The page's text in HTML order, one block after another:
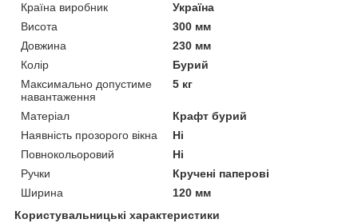
Країна виробник
Україна
Висота
300 мм
Довжина
230 мм
Колір
Бурий
Максимально допустиме
навантаження
5 кг
Матеріал
Крафт бурий
Наявність прозорого вікна
Ні
Повнокольоровий
Ні
Ручки
Кручені паперові
Ширина
120 мм
Користувальницькі характеристики